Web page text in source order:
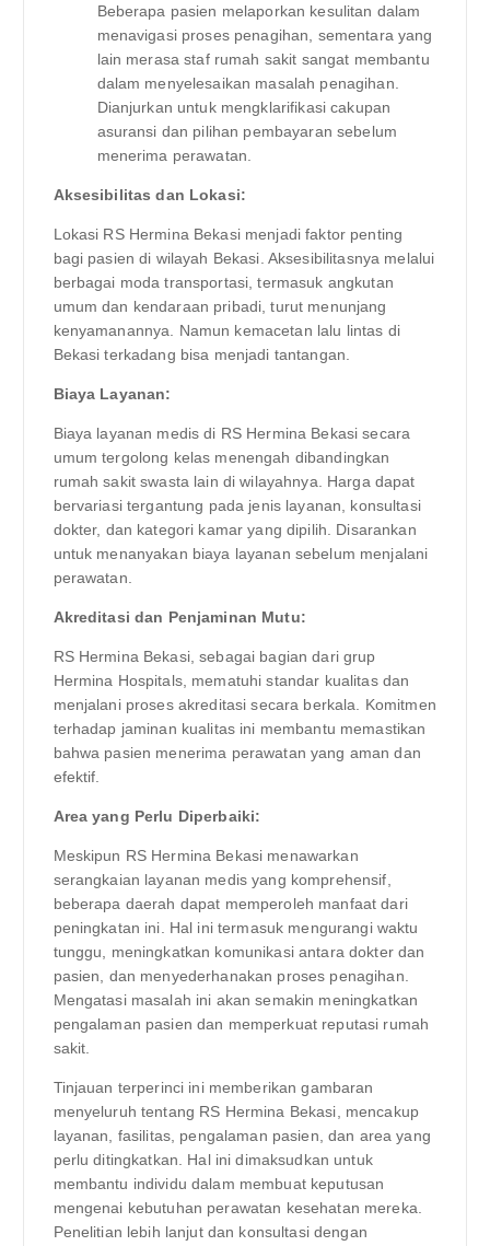
Beberapa pasien melaporkan kesulitan dalam
menavigasi proses penagihan, sementara yang
lain merasa staf rumah sakit sangat membantu
dalam menyelesaikan masalah penagihan.
Dianjurkan untuk mengklarifikasi cakupan
asuransi dan pilihan pembayaran sebelum
menerima perawatan.
Aksesibilitas dan Lokasi:
Lokasi RS Hermina Bekasi menjadi faktor penting
bagi pasien di wilayah Bekasi. Aksesibilitasnya melalui
berbagai moda transportasi, termasuk angkutan
umum dan kendaraan pribadi, turut menunjang
kenyamanannya. Namun kemacetan lalu lintas di
Bekasi terkadang bisa menjadi tantangan.
Biaya Layanan:
Biaya layanan medis di RS Hermina Bekasi secara
umum tergolong kelas menengah dibandingkan
rumah sakit swasta lain di wilayahnya. Harga dapat
bervariasi tergantung pada jenis layanan, konsultasi
dokter, dan kategori kamar yang dipilih. Disarankan
untuk menanyakan biaya layanan sebelum menjalani
perawatan.
Akreditasi dan Penjaminan Mutu:
RS Hermina Bekasi, sebagai bagian dari grup
Hermina Hospitals, mematuhi standar kualitas dan
menjalani proses akreditasi secara berkala. Komitmen
terhadap jaminan kualitas ini membantu memastikan
bahwa pasien menerima perawatan yang aman dan
efektif.
Area yang Perlu Diperbaiki:
Meskipun RS Hermina Bekasi menawarkan
serangkaian layanan medis yang komprehensif,
beberapa daerah dapat memperoleh manfaat dari
peningkatan ini. Hal ini termasuk mengurangi waktu
tunggu, meningkatkan komunikasi antara dokter dan
pasien, dan menyederhanakan proses penagihan.
Mengatasi masalah ini akan semakin meningkatkan
pengalaman pasien dan memperkuat reputasi rumah
sakit.
Tinjauan terperinci ini memberikan gambaran
menyeluruh tentang RS Hermina Bekasi, mencakup
layanan, fasilitas, pengalaman pasien, dan area yang
perlu ditingkatkan. Hal ini dimaksudkan untuk
membantu individu dalam membuat keputusan
mengenai kebutuhan perawatan kesehatan mereka.
Penelitian lebih lanjut dan konsultasi dengan